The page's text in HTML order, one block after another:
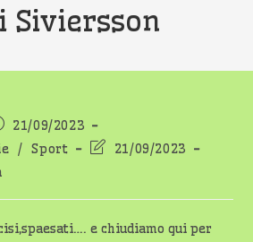
Siviersson
21/09/2023
/ Sport
Ultima21/09/2023
e chiudiamo qui per